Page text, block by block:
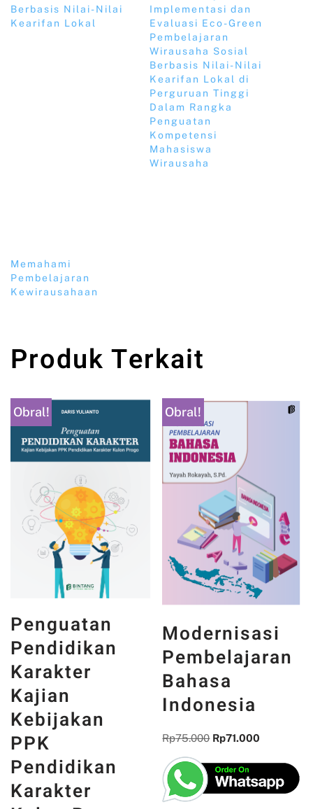
Berbasis Nilai-Nilai
Kearifan Lokal
Implementasi dan
Evaluasi Eco-Green
Pembelajaran
Wirausaha Sosial
Berbasis Nilai-Nilai
Kearifan Lokal di
Perguruan Tinggi
Dalam Rangka
Penguatan
Kompetensi
Mahasiswa
Wirausaha
Memahami
Pembelajaran
Kewirausahaan
Produk Terkait
Obral!
Penguatan
Pendidikan
Karakter
Kajian
Kebijakan
PPK
Pendidikan
Karakter
Obral!
Modernisasi
Pembelajaran
Bahasa
Indonesia
Rp75.000 Rp71.000